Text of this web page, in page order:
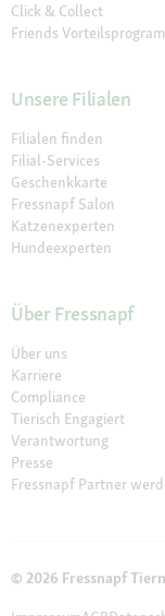
Click & Collect
Friends
Unsere Filialen
Filialen finden
Filial-Services
Geschenkkarte
Fressnapf Salon
Katzenexperten
Hundeexperten
Über Fressnapf
Über uns
Karriere
Compliance
Tierisch Engagiert
Verantwortung
Presse
Fressnapf Partner
© 2026 Fressnapf